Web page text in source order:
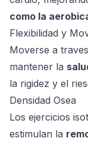
como la
Flexibilidad y
Moverse a
mantener la
la rigidez y el
Densidad Osea
Los ejercicios
estimulan la